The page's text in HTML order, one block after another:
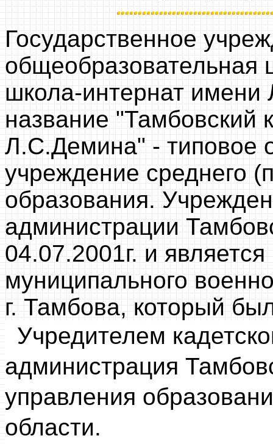
Государственное
общеобразовательная
школа-интернат
название "Тамбовский
Л.С.Демина" - типовое
учреждение среднего
образования.
администрации
04.07.2001г. и
муниципального
г. Тамбова, который
Учредителем
администрация
управления
области.